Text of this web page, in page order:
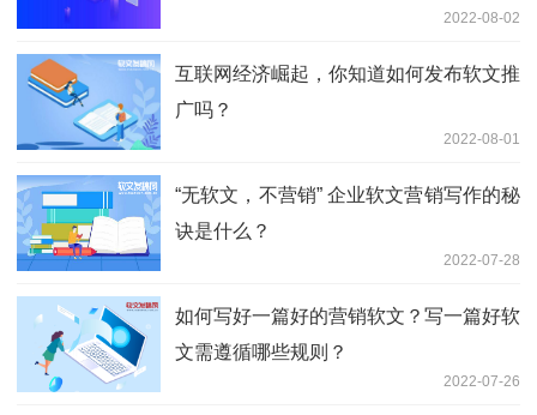
2022-08-02
互联网经济崛起，你知道如何发布软文推
广吗？
2022-08-01
“无软文，不营销” 企业软文营销写作的秘
诀是什么？
2022-07-28
如何写好一篇好的营销软文？写一篇好软
文需遵循哪些规则？
2022-07-26